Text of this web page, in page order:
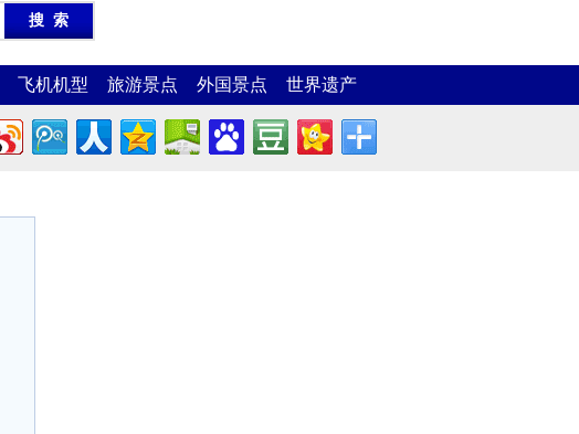
飞机机型 旅游景点 外国景点 世界遗产